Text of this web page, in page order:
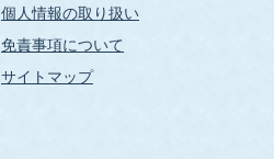
個人情報の取り扱い
免責事項について
サイトマップ